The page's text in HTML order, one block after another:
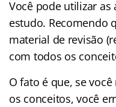
Você pode utilizar as
estudo. Recomendo
material de revisão
com todos os
O fato é que, se
os conceitos, você